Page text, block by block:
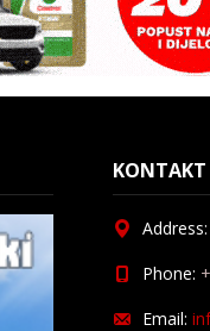
KONTAKT
Address:
Phone:
Email: